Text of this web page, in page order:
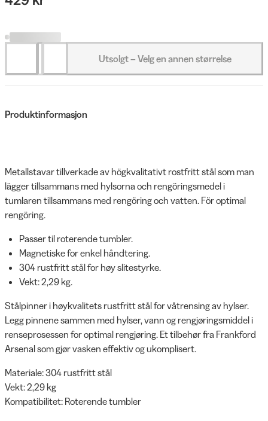
Utsolgt – Velg en annen størrelse
Produktinformasjon
Metallstavar tillverkade av högkvalitativt rostfritt stål som man
lägger tillsammans med hylsorna och rengöringsmedel i
tumlaren tillsammans med rengöring och vatten. För optimal
rengöring.
Passer til roterende tumbler.
Magnetiske for enkel håndtering.
304 rustfritt stål for høy slitestyrke.
Vekt: 2,29 kg.
Stålpinner i høykvalitets rustfritt stål for våtrensing av hylser.
Legg pinnene sammen med hylser, vann og rengjøringsmiddel i
renseprosessen for optimal rengjøring. Et tilbehør fra Frankford
Arsenal som gjør vasken effektiv og ukomplisert.
Materiale: 304 rustfritt stål
Vekt: 2,29 kg
Kompatibilitet: Roterende tumbler